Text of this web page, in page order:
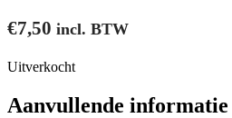
€7,50 incl. BTW
Uitverkocht
Aanvullende informatie